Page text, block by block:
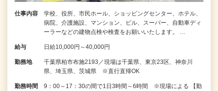
仕事内容
学校、役所、市民ホール、ショッピングセンター、ホテル、
病院、介護施設、マンション、ビル、スーパー、自動車ディ
ーラーなどの建物点検や検査をお願いいたします。 …
給与 日給10,000円～40,000円
勤務地
千葉県柏市布施2193／現場は千葉県、東京23区、神奈川
県、埼玉県、茨城県 ※直行直帰OK
勤務時間
9：00～17：30の間で1日3時間～6時間 ※現場による 【勤